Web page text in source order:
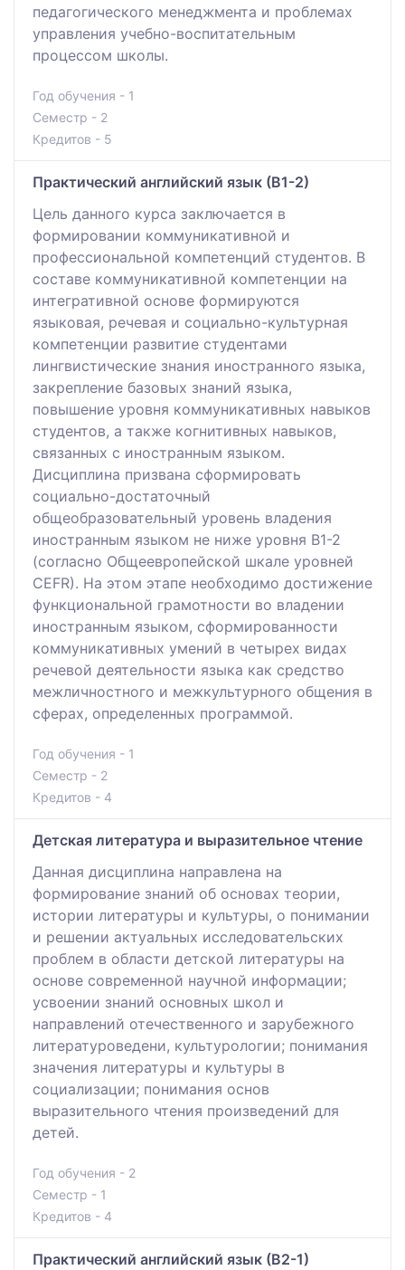
педагогического менеджмента и проблемах
управления учебно-воспитательным
процессом школы.
Год обучения - 1
Семестр - 2
Кредитов - 5
Практический английский язык (В1-2)
Цель данного курса заключается в
формировании коммуникативной и
профессиональной компетенций студентов. В
составе коммуникативной компетенции на
интегративной основе формируются
языковая, речевая и социально-культурная
компетенции развитие студентами
лингвистические знания иностранного языка,
закрепление базовых знаний языка,
повышение уровня коммуникативных навыков
студентов, а также когнитивных навыков,
связанных с иностранным языком.
Дисциплина призвана сформировать
социально-достаточный
общеобразовательный уровень владения
иностранным языком не ниже уровня B1-2
(согласно Общеевропейской шкале уровней
CEFR). На этом этапе необходимо достижение
функциональной грамотности во владении
иностранным языком, сформированности
коммуникативных умений в четырех видах
речевой деятельности языка как средство
межличностного и межкультурного общения в
сферах, определенных программой.
Год обучения - 1
Семестр - 2
Кредитов - 4
Детская литература и выразительное чтение
Данная дисциплина направлена на
формирование знаний об основах теории,
истории литературы и культуры, о понимании
и решении актуальных исследовательских
проблем в области детской литературы на
основе современной научной информации;
усвоении знаний основных школ и
направлений отечественного и зарубежного
литературоведени, культурологии; понимания
значения литературы и культуры в
социализации; понимания основ
выразительного чтения произведений для
детей.
Год обучения - 2
Семестр - 1
Кредитов - 4
Практический английский язык (В2-1)